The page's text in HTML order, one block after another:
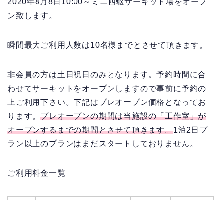
ン致します。
瞬間最大ご利用人数は10名様までとさせて頂きます。
非会員の方は土日祝日のみとなります。予約時間に合
わせてサーキットをオープンしますので事前に予約の
上ご利用下さい。下記はプレオープン価格となってお
ります。プレオープンの期間は当施設の「工作室」が
オープンするまでの期間とさせて頂きます。1泊2日プ
ラン以上のプランはまだスタートしておりません。
ご利用料金一覧